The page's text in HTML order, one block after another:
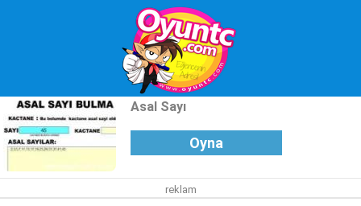
Asal Sayı
Oyna
reklam